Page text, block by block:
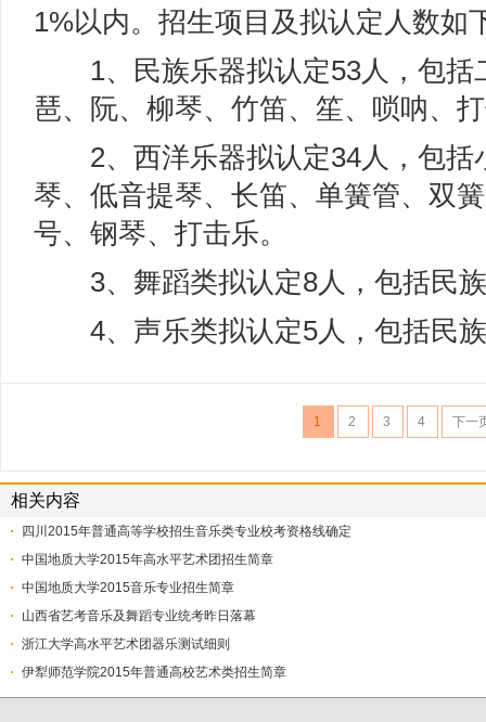
1%以内。招生项目及拟认定人数如
1、民族乐器拟认定53人，包括
琶、阮、柳琴、竹笛、笙、唢呐、
2、西洋乐器拟认定34人，包括
琴、低音提琴、长笛、单簧管、双
号、钢琴、打击乐。
3、舞蹈类拟认定8人，包括民族
4、声乐类拟认定5人，包括民族
1 2 3 4 下一
相关内容
四川2015年普通高等学校招生音乐类专业校考资格线确定
中国地质大学2015年高水平艺术团招生简章
中国地质大学2015音乐专业招生简章
山西省艺考音乐及舞蹈专业统考昨日落幕
浙江大学高水平艺术团器乐测试细则
伊犁师范学院2015年普通高校艺术类招生简章